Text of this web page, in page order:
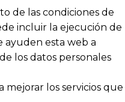
de las condiciones de
incluir la ejecución de
ayuden esta web a
los datos personales
mejorar los servicios que